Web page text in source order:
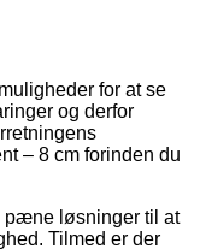
for at se
og derfor
– 8 cm forinden du
pæne løsninger til at
Tilmed er der